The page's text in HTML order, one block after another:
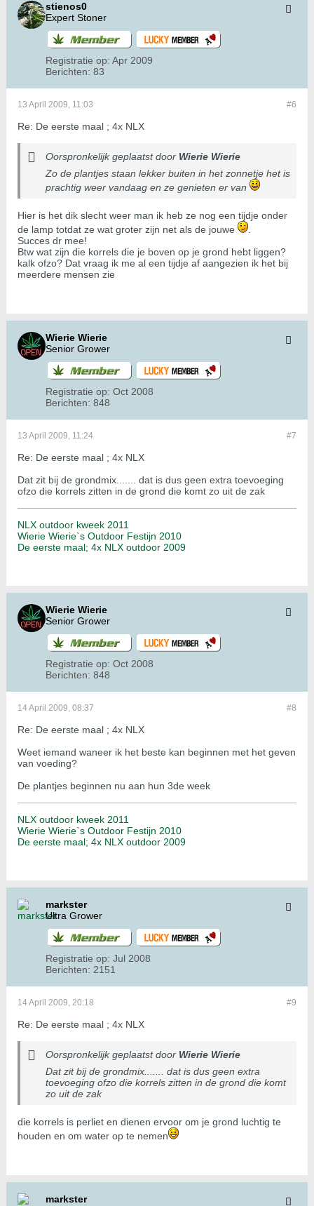
stienos0
Expert Stoner
Registratie op: Apr 2009
Berichten: 83
#6
13 April 2009, 11:03
Re: De eerste maal ; 4x NLX
Oorspronkelijk geplaatst door Wierie Wierie
Zo de plantjes staan lekker buiten in het zonnetje het is
prachtig weer vandaag en ze genieten er van
Hier is het dik slecht weer man ik heb ze nog een tijdje onder
de lamp totdat ze wat groter zijn net als de jouwe
Succes dr mee!
Btw wat zijn die korrels die je boven op je grond hebt liggen?
kalk ofzo? Dat vraag ik me al een tijdje af aangezien ik het bij
meerdere mensen zie
Wierie Wierie
Senior Grower
Registratie op: Oct 2008
Berichten: 848
#7
13 April 2009, 11:24
Re: De eerste maal ; 4x NLX
Dat zit bij de grondmix....... dat is dus geen extra toevoeging
ofzo die korrels zitten in de grond die komt zo uit de zak
NLX outdoor kweek 2011
Wierie Wierie`s Outdoor Festijn 2010
De eerste maal; 4x NLX outdoor 2009
Wierie Wierie
Senior Grower
Registratie op: Oct 2008
Berichten: 848
#8
14 April 2009, 08:37
Re: De eerste maal ; 4x NLX
Weet iemand waneer ik het beste kan beginnen met het geven
van voeding?
De plantjes beginnen nu aan hun 3de week
NLX outdoor kweek 2011
Wierie Wierie`s Outdoor Festijn 2010
De eerste maal; 4x NLX outdoor 2009
markster
Ultra Grower
Registratie op: Jul 2008
Berichten: 2151
#9
14 April 2009, 20:18
Re: De eerste maal ; 4x NLX
Oorspronkelijk geplaatst door Wierie Wierie
Dat zit bij de grondmix....... dat is dus geen extra
toevoeging ofzo die korrels zitten in de grond die komt
zo uit de zak
die korrels is perliet en dienen ervoor om je grond luchtig te
houden en om water op te nemen
markster